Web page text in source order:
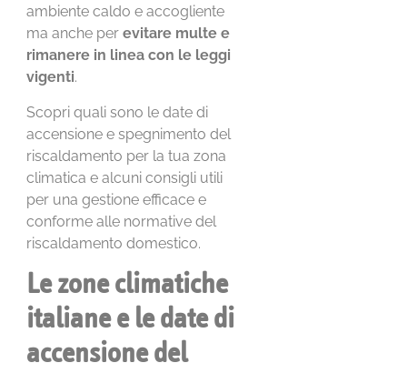
ambiente caldo e accogliente
ma anche perevitare multe e
rimanere in linea con le leggi
vigenti.
Scopri quali sono le date di
accensione e spegnimento del
riscaldamento per la tua zona
climatica e alcuni consigli utili
per una gestione efficace e
conforme alle normative del
riscaldamento domestico.
Le zone climatiche
italiane e le date di
accensione del